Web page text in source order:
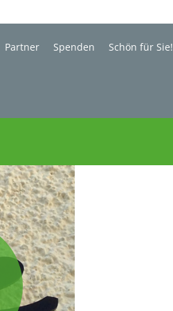
Partner Spenden Schön für Sie!